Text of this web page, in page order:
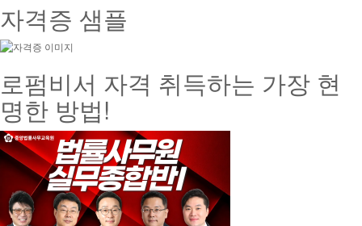
자격증 샘플
로펌비서 자격 취득하는 가장 현
명한 방법!